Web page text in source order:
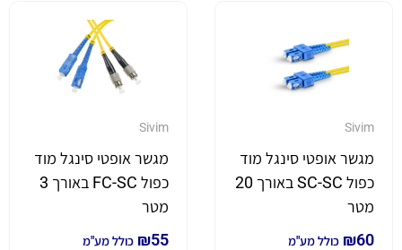
Sivim
מגשר אופטי סינגל מוד
כפול SC-SC באורך 20
מטר
₪60 כולל מע"מ
Sivim
מגשר אופטי סינגל מוד
כפול FC-SC באורך 3
מטר
₪55 כולל מע"מ